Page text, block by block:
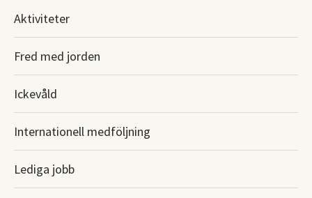
Aktiviteter
Fred med jorden
Ickevåld
Internationell medföljning
Lediga jobb